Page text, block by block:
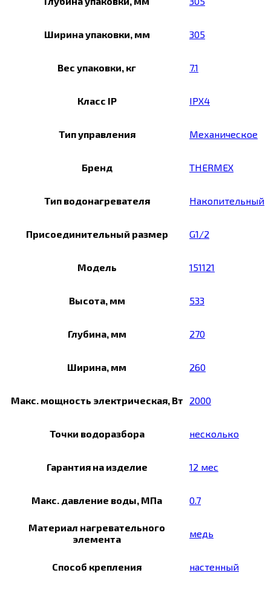
Ширина упаковки, мм 305
Вес упаковки, кг 7.1
Класс IP IPX4
Тип управления Механическое
Бренд THERMEX
Тип водонагревателя Накопительный
Присоединительный размер G1/2
Модель 151121
Высота, мм 533
Глубина, мм 270
Ширина, мм 260
Макс. мощность электрическая, Вт 2000
Точки водоразбора несколько
Гарантия на изделие 12 мес
Макс. давление воды, МПа 0.7
Материал нагревательного
элемента
медь
Способ крепления настенный